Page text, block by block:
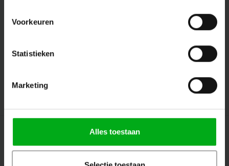
Voorkeuren
Statistieken
Marketing
Alles toestaan
My account
© Copyright 2026 Megalight sa/nv - Theme by